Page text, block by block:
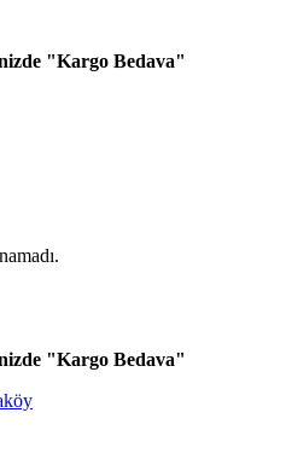
"Kargo Bedava"
"Kargo Bedava"